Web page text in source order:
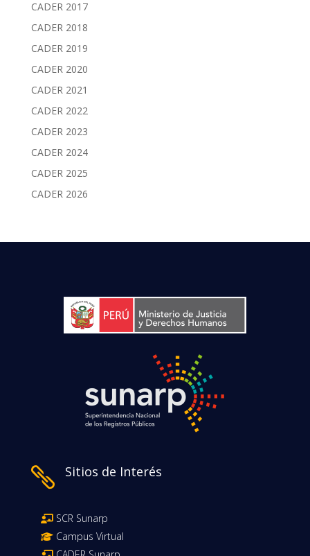
CADER 2017
CADER 2018
CADER 2019
CADER 2020
CADER 2021
CADER 2022
CADER 2023
CADER 2024
CADER 2025
CADER 2026
 Sitios de Interés
SCR Sunarp
Campus Virtual